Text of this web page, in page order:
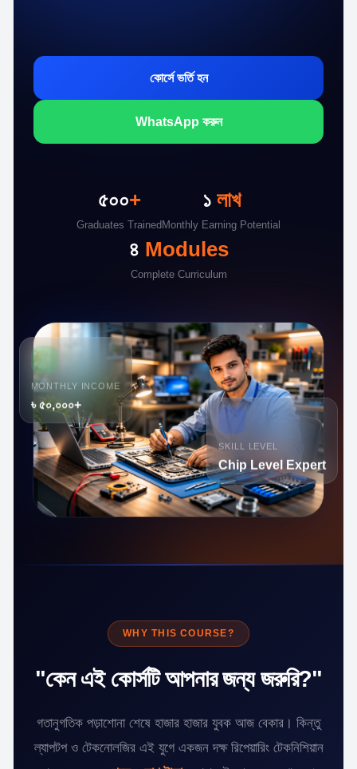
কোর্সে ভর্তি হন
WhatsApp করুন
৫০০+
Graduates Trained
১লাখ
Monthly Earning Potential
৪ Modules
Complete Curriculum
MONTHLY INCOME
৳ ৫০,০০০+
SKILL LEVEL
Chip Level Expert
WHY THIS COURSE?
"কেন এই কোর্সটি আপনার জন্য জরুরি?"
গতানুগতিক পড়াশোনা শেষে হাজার হাজার যুবক আজ বেকার। কিন্তু
ল্যাপটপ ও টেকনোলজির এই যুগে একজন দক্ষ রিপেয়ারিং টেকনিশিয়ান